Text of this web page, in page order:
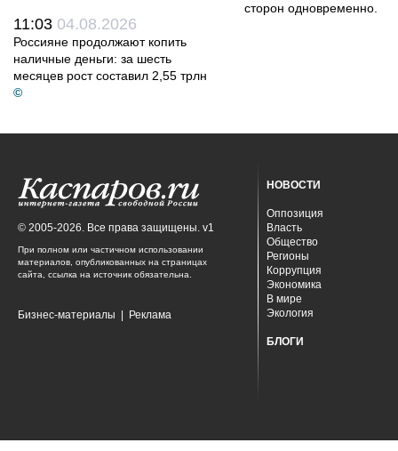
11:03 04.08.2026
Россияне продолжают копить
наличные деньги: за шесть
месяцев рост составил 2,55 трлн
©
сторон одновременно.
© 2005-2026. Все права защищены. v1
При полном или частичном использовании
материалов, опубликованных на страницах
сайта, ссылка на источник обязательна.
Бизнес-материалы Реклама
НОВОСТИ
Оппозиция
Власть
Общество
Регионы
Коррупция
Экономика
В мире
Экология
БЛОГИ